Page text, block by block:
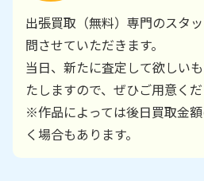
出張買取（無料）専門のスタ
問させていただきます。
当日、新たに査定して欲しい
たしますので、ぜひご用意くだ
※作品によっては後日買取金
く場合もあります。